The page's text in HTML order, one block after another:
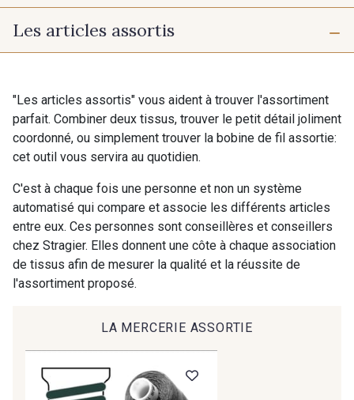
10 mm 16 mm
25 mm 40 mm
50 mm
725 - 725 Noir
405 - 405 Porcelaine
23 - 23 Natural
45 - 45 Gold
32 - 32 Mais 94 - 94 Billard
50 - 50 Khaki
Les articles assortis
"Les articles assortis" vous aident à trouver l'assortiment
parfait. Combiner deux tissus, trouver le petit détail joliment
coordonné, ou simplement trouver la bobine de fil assortie:
cet outil vous servira au quotidien.
C'est à chaque fois une personne et non un système
automatisé qui compare et associe les différents articles
entre eux. Ces personnes sont conseillères et conseillers
chez Stragier. Elles donnent une côte à chaque association
de tissus afin de mesurer la qualité et la réussite de
l'assortiment proposé.
LA MERCERIE ASSORTIE
Cadeau : 10% offerts sur votre
Recevez chaque semaine un clin d’œil rempli de
nouveautés, d’inspirations et de promotions.